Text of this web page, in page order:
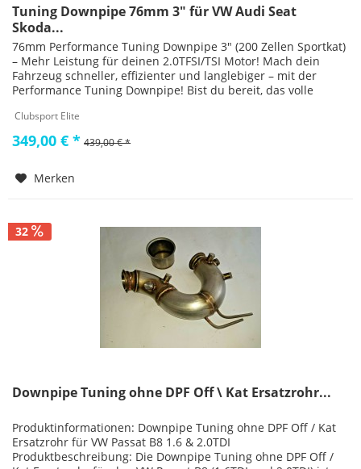
Tuning Downpipe 76mm 3" für VW Audi Seat
Skoda...
76mm Performance Tuning Downpipe 3" (200 Zellen Sportkat)
– Mehr Leistung für deinen 2.0TFSI/TSI Motor! Mach dein
Fahrzeug schneller, effizienter und langlebiger – mit der
Performance Tuning Downpipe! Bist du bereit, das volle
Clubsport Elite
349,00 € * 439,00 € *
Merken
32
Downpipe Tuning ohne DPF Off \ Kat Ersatzrohr...
Produktinformationen: Downpipe Tuning ohne DPF Off / Kat
Ersatzrohr für VW Passat B8 1.6 & 2.0TDI
Produktbeschreibung: Die Downpipe Tuning ohne DPF Off /